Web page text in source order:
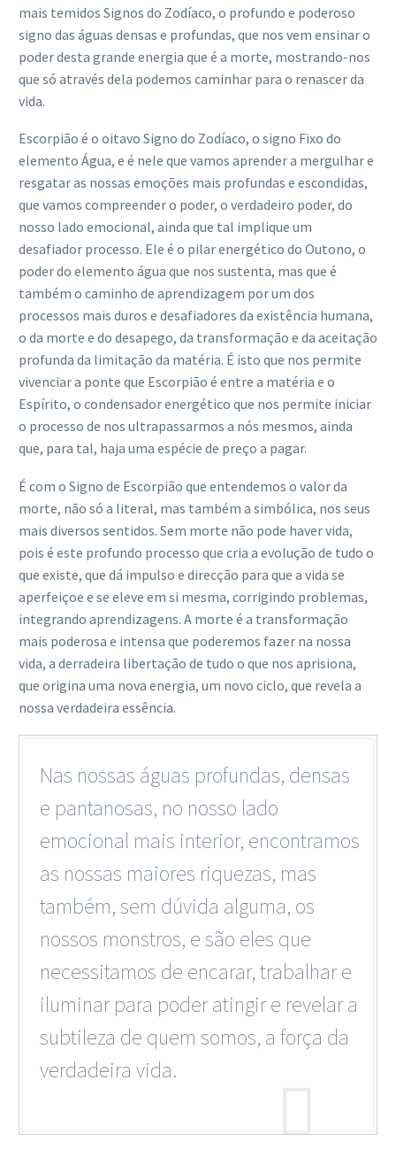
mais temidos Signos do Zodíaco, o profundo e poderoso
signo das águas densas e profundas, que nos vem ensinar o
poder desta grande energia que é a morte, mostrando-nos
que só através dela podemos caminhar para o renascer da
vida.
Escorpião é o oitavo Signo do Zodíaco, o signo Fixo do
elemento Água, e é nele que vamos aprender a mergulhar e
resgatar as nossas emoções mais profundas e escondidas,
que vamos compreender o poder, o verdadeiro poder, do
nosso lado emocional, ainda que tal implique um
desafiador processo. Ele é o pilar energético do Outono, o
poder do elemento água que nos sustenta, mas que é
também o caminho de aprendizagem por um dos
processos mais duros e desafiadores da existência humana,
o da morte e do desapego, da transformação e da aceitação
profunda da limitação da matéria. É isto que nos permite
vivenciar a ponte que Escorpião é entre a matéria e o
Espírito, o condensador energético que nos permite iniciar
o processo de nos ultrapassarmos a nós mesmos, ainda
que, para tal, haja uma espécie de preço a pagar.
É com o Signo de Escorpião que entendemos o valor da
morte, não só a literal, mas também a simbólica, nos seus
mais diversos sentidos. Sem morte não pode haver vida,
pois é este profundo processo que cria a evolução de tudo o
que existe, que dá impulso e direcção para que a vida se
aperfeiçoe e se eleve em si mesma, corrigindo problemas,
integrando aprendizagens. A morte é a transformação
mais poderosa e intensa que poderemos fazer na nossa
vida, a derradeira libertação de tudo o que nos aprisiona,
que origina uma nova energia, um novo ciclo, que revela a
nossa verdadeira essência.
Nas nossas águas profundas, densas
e pantanosas, no nosso lado
emocional mais interior, encontramos
as nossas maiores riquezas, mas
também, sem dúvida alguma, os
nossos monstros, e são eles que
necessitamos de encarar, trabalhar e
iluminar para poder atingir e revelar a
subtileza de quem somos, a força da
verdadeira vida.